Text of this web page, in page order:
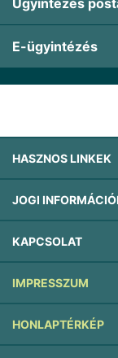
Ügyintézés
E-ügyintézés
HASZNOS LINKEK
JOGI
KAPCSOLAT
IMPRESSZUM
HONLAPTÉRKÉP